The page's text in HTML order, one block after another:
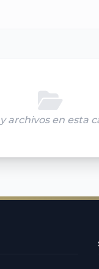
archivos en esta